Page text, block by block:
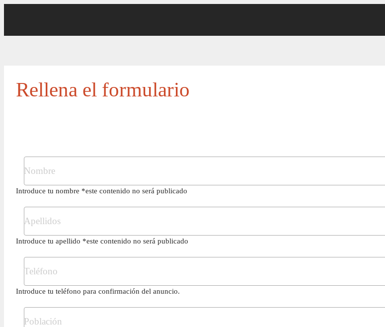
Rellena el formulario
Introduce tu nombre *este contenido no será publicado
Introduce tu apellido *este contenido no será publicado
Introduce tu teléfono para confirmación del anuncio.